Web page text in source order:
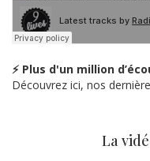
⚡ Plus d'un million
Découvrez ici, nos
La